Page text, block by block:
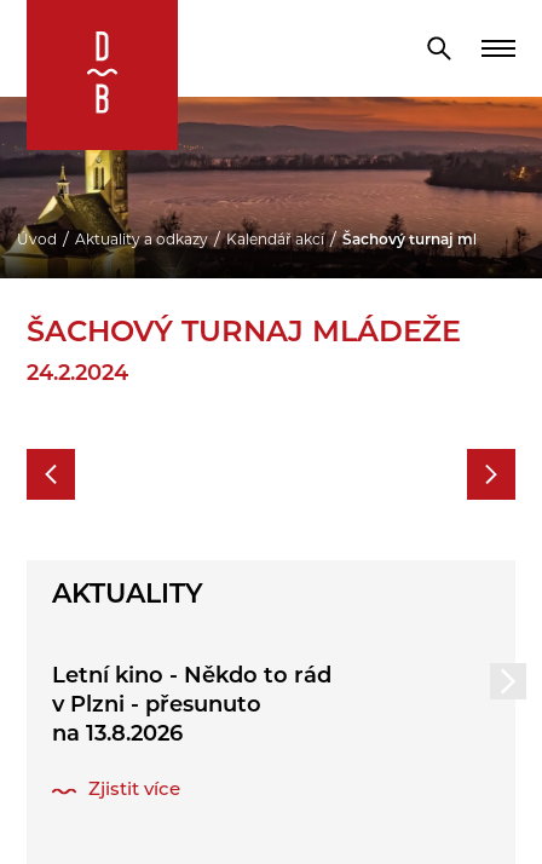
Úvod Aktuality a odkazy Kalendář akcí Šachový turnaj mládeže
ŠACHOVÝ TURNAJ MLÁDEŽE
24.2.2024
AKTUALITY
Letní kino - Někdo to rád
v Plzni - přesunuto
na 13.8.2026
Zjistit více